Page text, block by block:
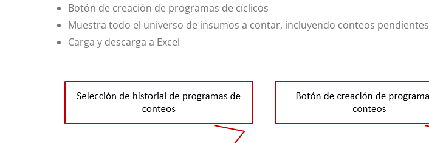
Botón de creación de programas de cíclicos
Muestra todo el universo de insumos a contar, incluyendo conteos pendientes
Carga y descarga a Excel